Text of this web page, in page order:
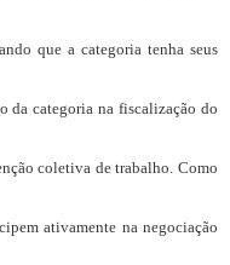
que a categoria tenha seus
da categoria na fiscalização do
coletiva de trabalho. Como
ativamente na negociação